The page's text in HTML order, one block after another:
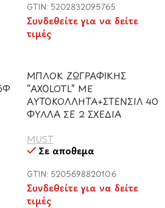
GTIN: 5202832095765
Συνδεθείτε για να δείτε
τιμές
ΜΠΛΟΚ ΖΩΓΡΑΦΙΚΗΣ
“AXOLOTL” ΜΕ
ΑΥΤΟΚΟΛΛΗΤΑ+ΣΤΕΝΣΙΛ 40
ΦΥΛΛΑ ΣΕ 2 ΣΧΕΔΙΑ
MUST
Σε απόθεμα
GTIN: 5205698820106
Συνδεθείτε για να δείτε
τιμές